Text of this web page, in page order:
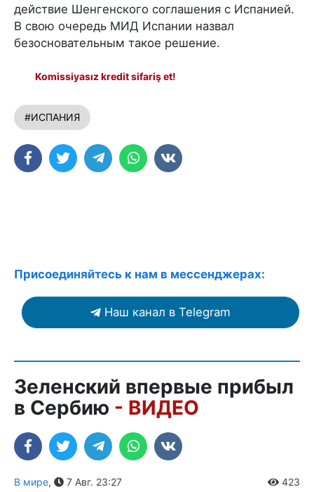
действие Шенгенского соглашения с Испанией.
В свою очередь МИД Испании назвал
безосновательным такое решение.
Komissiyasız kredit sifariş et!
#ИСПАНИЯ
Присоединяйтесь к нам в мессенджерах:
Наш канал в Telegram
Зеленский впервые прибыл
в Сербию - ВИДЕО
В мире, 7 Авг. 23:27 423